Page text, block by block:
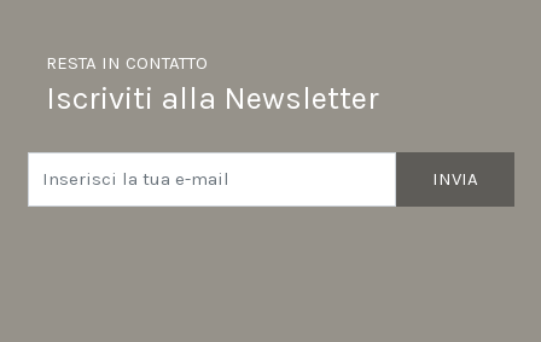
INVIA
RESTA IN CONTATTO
Iscriviti alla Newsletter